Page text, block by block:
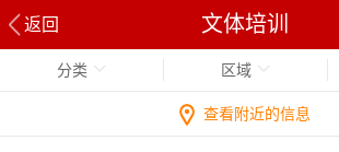
返回 文体培训
分类 区域
查看附近的信息